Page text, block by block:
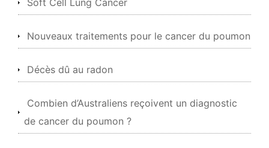
Soft Cell Lung Cancer
Nouveaux traitements pour le cancer du poumon
Décès dû au radon
Combien d’Australiens reçoivent un diagnostic
de cancer du poumon ?